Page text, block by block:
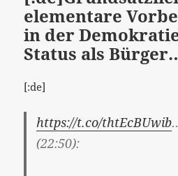
elementare
in der
Status als
[:de]
https://t.co/thtEcBUwib
(22:50):